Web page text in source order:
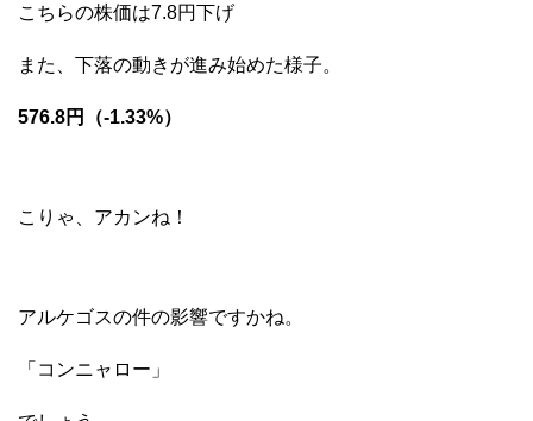
こちらの株価は7.8円下げ
また、下落の動きが進み始めた様子。
576.8円（-1.33%）
こりゃ、アカンね！
アルケゴスの件の影響ですかね。
「コンニャロー」